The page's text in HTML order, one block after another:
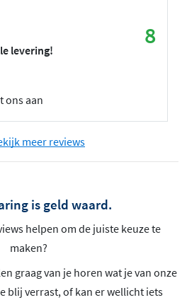
8
levering!
ons aan
meer reviews
is geld waard.
helpen om de juiste keuze te
maken?
graag van je horen wat je van onze
blij verrast, of kan er wellicht iets